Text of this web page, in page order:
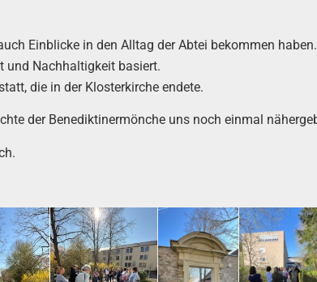
Einblicke in den Alltag der Abtei bekommen haben.
und Nachhaltigkeit basiert.
die in der Klosterkirche endete.
der Benediktinermönche uns noch einmal